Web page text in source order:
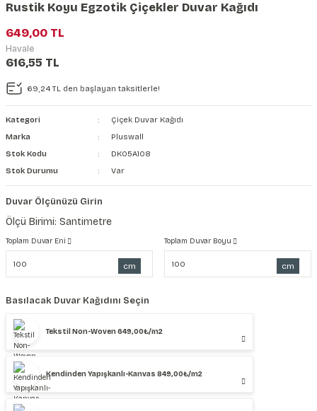
Rustik Koyu Egzotik Çiçekler Duvar Kağıdı
649,00 TL
Havale
616,55 TL
69,24 TL den başlayan taksitlerle!
Kategori
Çiçek Duvar Kağıdı
Marka
Pluswall
Stok Kodu
DK05A108
Stok Durumu
Var
Duvar Ölçünüzü Girin
Ölçü Birimi: Santimetre
Toplam Duvar Eni
cm
Toplam Duvar Boyu
cm
Basılacak Duvar Kağıdını Seçin
Tekstil Non-Woven 649,00₺/m2
Kendinden Yapışkanlı-Kanvas 849,00₺/m2